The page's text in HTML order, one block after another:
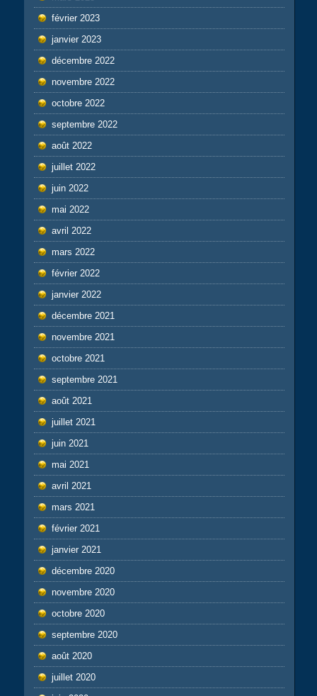
février 2023
janvier 2023
décembre 2022
novembre 2022
octobre 2022
septembre 2022
août 2022
juillet 2022
juin 2022
mai 2022
avril 2022
mars 2022
février 2022
janvier 2022
décembre 2021
novembre 2021
octobre 2021
septembre 2021
août 2021
juillet 2021
juin 2021
mai 2021
avril 2021
mars 2021
février 2021
janvier 2021
décembre 2020
novembre 2020
octobre 2020
septembre 2020
août 2020
juillet 2020